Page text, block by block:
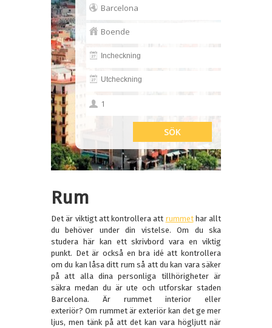
Rum
Det är viktigt att kontrollera att rummethar allt
du behöver under din vistelse. Om du ska
studera här kan ett skrivbord vara en viktig
punkt. Det är också en bra idé att kontrollera
om du kan låsa ditt rum så att du kan vara säker
på att alla dina personliga tillhörigheter är
säkra medan du är ute och utforskar staden
Barcelona. Är rummet interior eller
exteriör? Om rummet är exteriör kan det ge mer
ljus, men tänk på att det kan vara högljutt när